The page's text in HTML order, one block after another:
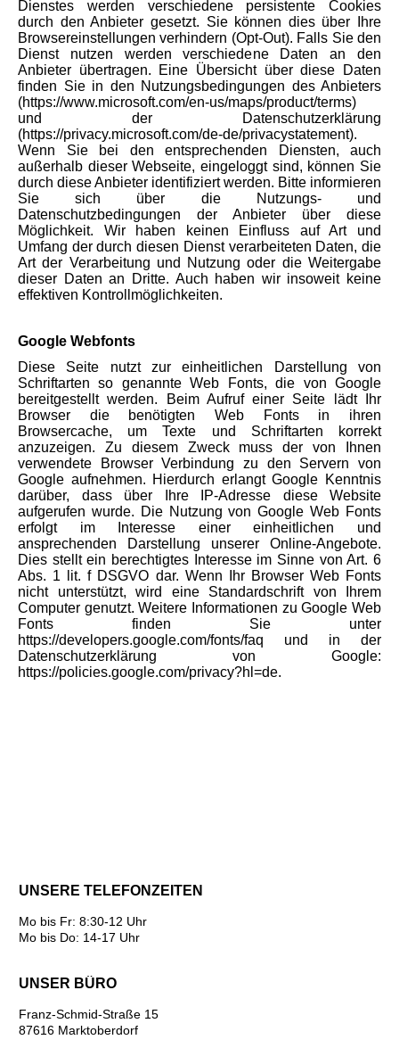
Dienstes werden verschiedene persistente Cookies
durch den Anbieter gesetzt. Sie können dies über Ihre
Browsereinstellungen verhindern (Opt-Out). Falls Sie den
Dienst nutzen werden verschiedene Daten an den
Anbieter übertragen. Eine Übersicht über diese Daten
finden Sie in den Nutzungsbedingungen des Anbieters
(https://www.microsoft.com/en-us/maps/product/terms)
und der Datenschutzerklärung
(https://privacy.microsoft.com/de-de/privacystatement).
Wenn Sie bei den entsprechenden Diensten, auch
außerhalb dieser Webseite, eingeloggt sind, können Sie
durch diese Anbieter identifiziert werden. Bitte informieren
Sie sich über die Nutzungs- und
Datenschutzbedingungen der Anbieter über diese
Möglichkeit. Wir haben keinen Einfluss auf Art und
Umfang der durch diesen Dienst verarbeiteten Daten, die
Art der Verarbeitung und Nutzung oder die Weitergabe
dieser Daten an Dritte. Auch haben wir insoweit keine
effektiven Kontrollmöglichkeiten.
Google Webfonts
Diese Seite nutzt zur einheitlichen Darstellung von
Schriftarten so genannte Web Fonts, die von Google
bereitgestellt werden. Beim Aufruf einer Seite lädt Ihr
Browser die benötigten Web Fonts in ihren
Browsercache, um Texte und Schriftarten korrekt
anzuzeigen. Zu diesem Zweck muss der von Ihnen
verwendete Browser Verbindung zu den Servern von
Google aufnehmen. Hierdurch erlangt Google Kenntnis
darüber, dass über Ihre IP-Adresse diese Website
aufgerufen wurde. Die Nutzung von Google Web Fonts
erfolgt im Interesse einer einheitlichen und
ansprechenden Darstellung unserer Online-Angebote.
Dies stellt ein berechtigtes Interesse im Sinne von Art. 6
Abs. 1 lit. f DSGVO dar. Wenn Ihr Browser Web Fonts
nicht unterstützt, wird eine Standardschrift von Ihrem
Computer genutzt. Weitere Informationen zu Google Web
Fonts finden Sie unter
https://developers.google.com/fonts/faq und in der
Datenschutzerklärung von Google:
https://policies.google.com/privacy?hl=de.
UNSERE TELEFONZEITEN
Mo bis Fr: 8:30-12 Uhr
Mo bis Do: 14-17 Uhr
UNSER BÜRO
Franz-Schmid-Straße 15
87616 Marktoberdorf